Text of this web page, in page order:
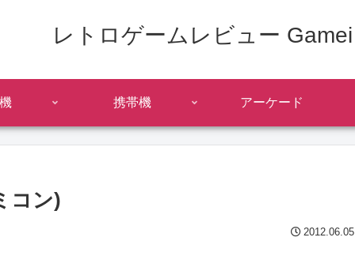
レトロゲームレビュー Gamei
携帯機 アーケード
コン)
2012.06.05